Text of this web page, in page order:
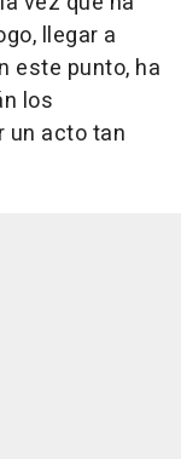
llegar a
este punto, ha
los
un acto tan